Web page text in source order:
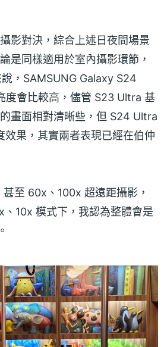
影對決，綜合上述日夜間場景
是同樣適用於室內攝影環節，
，SAMSUNG Galaxy S24
度會比較高，儘管 S23 Ultra 基
畫面相對清晰些，但 S24 Ultra
效果，其實兩者表現已經在伯仲
至 60x、100x 超遠距攝影，
10x 模式下，我認為整體會是